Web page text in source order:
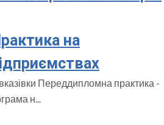
на
практика -
н...